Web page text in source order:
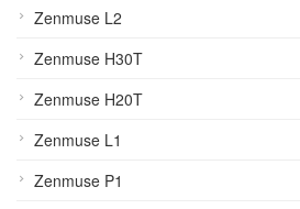
Zenmuse L2
Zenmuse H30T
Zenmuse H20T
Zenmuse L1
Zenmuse P1